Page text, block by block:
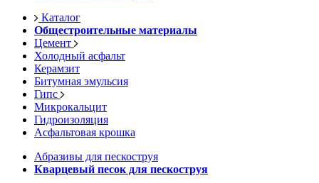
Каталог
Общестроительные материалы
Цемент
Холодный асфальт
Керамзит
Битумная эмульсия
Гипс
Микрокальцит
Гидроизоляция
Асфальтовая крошка
Абразивы для пескоструя
Кварцевый песок для пескоструя